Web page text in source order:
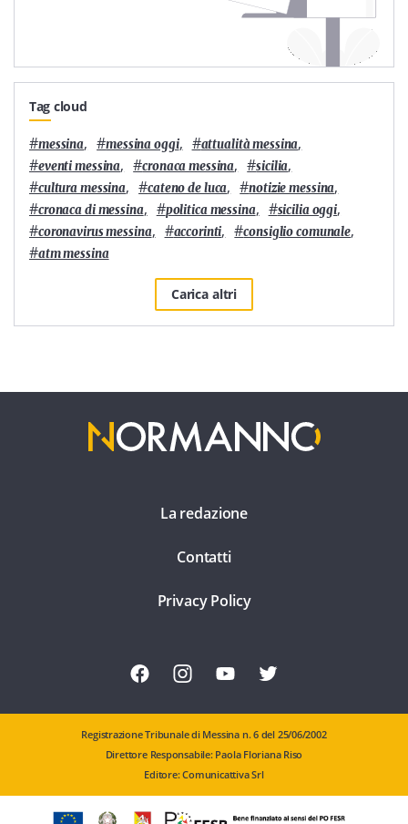
Tag cloud
#messina, #messina oggi, #attualità messina,
#eventi messina, #cronaca messina, #sicilia,
#cultura messina, #cateno de luca, #notizie messina,
#cronaca di messina, #politica messina, #sicilia oggi,
#coronavirus messina, #accorinti, #consiglio comunale,
#atm messina
Carica altri
La redazione
Contatti
Privacy Policy
Registrazione Tribunale di Messina n. 6 del 25/06/2002
Direttore Responsabile: Paola Floriana Riso
Editore: Comunicattiva Srl